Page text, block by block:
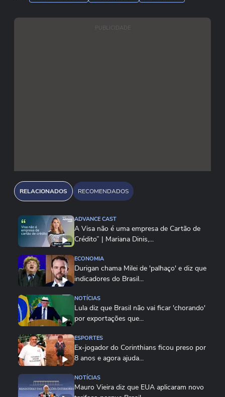
PUBLICIDADE
RELACIONADOS RECOMENDADOS
ADVANCE CAST
A Visa não é uma empresa de Cartão de
Crédito” | Mariana Dinis,...
ECONOMIA
Durigan chama Milei de 'palhaço' e diz que
indicadores do Brasil...
NOTÍCIAS
Lula diz que Brasil não vai ficar 'chorando'
por exportações que...
ESPORTES
Ex-jogador do Corinthians ficou preso por
8 anos e agora ajuda...
NOTÍCIAS
Mauro Vieira diz que EUA aplicaram novo